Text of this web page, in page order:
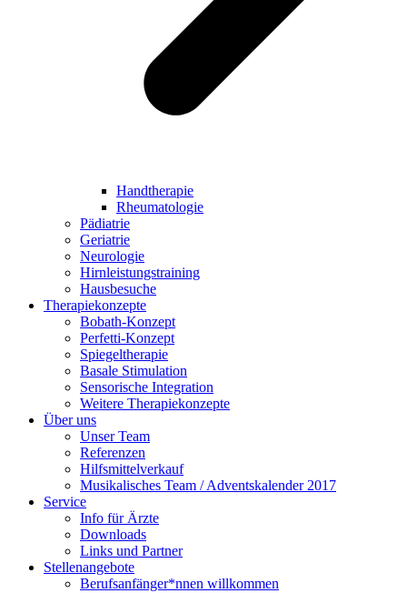
Handtherapie
Rheumatologie
Pädiatrie
Geriatrie
Neurologie
Hirnleistungstraining
Hausbesuche
Therapiekonzepte
Bobath-Konzept
Perfetti-Konzept
Spiegeltherapie
Basale Stimulation
Sensorische Integration
Weitere Therapiekonzepte
Über uns
Unser Team
Referenzen
Hilfsmittelverkauf
Musikalisches Team / Adventskalender 2017
Service
Info für Ärzte
Downloads
Links und Partner
Stellenangebote
Berufsanfänger*nnen willkommen